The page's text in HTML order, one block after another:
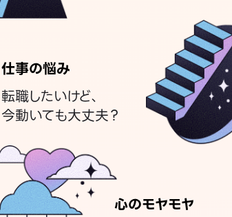
仕事の悩み
転職したいけど、
今動いても大丈夫？
心のモヤモヤ